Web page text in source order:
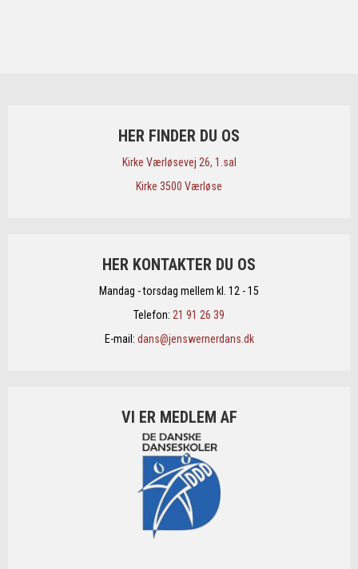
HER FINDER DU OS
​Kirke Værløsevej 26, 1.sal
​Kirke 3500 Værløse
HER KONTAKTER DU OS
Mandag - torsdag mellem kl. 12 - 15
Telefon: 21 91 26 39
E-mail: dans@jenswernerdans.dk
VI ER MEDLEM AF